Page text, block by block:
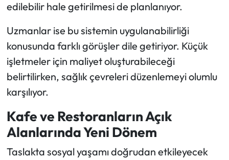
edilebilir hale getirilmesi de planlanıyor.
Uzmanlar ise bu sistemin uygulanabilirliği
konusunda farklı görüşler dile getiriyor. Küçük
işletmeler için maliyet oluşturabileceği
belirtilirken, sağlık çevreleri düzenlemeyi olumlu
karşılıyor.
Kafe ve Restoranların Açık
Alanlarında Yeni Dönem
Taslakta sosyal yaşamı doğrudan etkileyecek